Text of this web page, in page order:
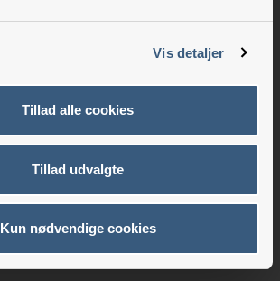
Vis detaljer
Tillad alle cookies
Tillad udvalgte
Kun nødvendige cookies